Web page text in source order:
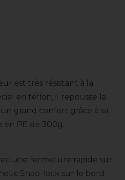
est très résistant à la
en téflon, il repousse la
grand confort grâce à sa
en PE de 300g.
une fermeture rapide sur
Snap-lock sur le bord